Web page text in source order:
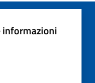
informazioni